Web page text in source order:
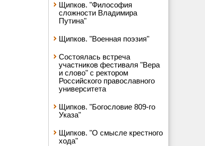
Щипков. "Философия
сложности Владимира
Путина"
Щипков. "Военная поэзия"
Состоялась встреча
участников фестиваля "Вера
и слово" с ректором
Российского православного
университета
Щипков. "Богословие 809-го
Указа"
Щипков. "О смысле крестного
хода"